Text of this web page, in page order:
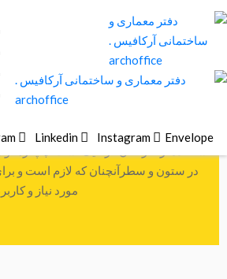
Linkedin Instagram Envelope
لورم ایپسوم متن ساختگی با تولید سادگی
در ستون و سطرآنچنان که لازم است و
مورد نیاز و